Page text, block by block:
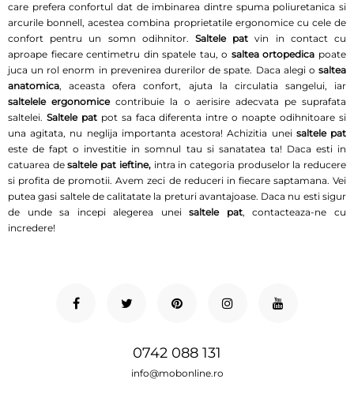
care prefera confortul dat de imbinarea dintre spuma poliuretanica si
arcurile bonnell, acestea combina proprietatile ergonomice cu cele de
confort pentru un somn odihnitor. Saltele pat vin in contact cu
aproape fiecare centimetru din spatele tau, o saltea ortopedica poate
juca un rol enorm in prevenirea durerilor de spate. Daca alegi o saltea
anatomica, aceasta ofera confort, ajuta la circulatia sangelui, iar
saltelele ergonomicecontribuie la o aerisire adecvata pe suprafata
saltelei. Saltele patpot sa faca diferenta intre o noapte odihnitoare si
una agitata, nu neglija importanta acestora! Achizitia unei saltele pat
este de fapt o investitie in somnul tau si sanatatea ta! Daca esti in
catuarea desaltele pat ieftine, intra in categoria produselor la reducere
si profita de promotii. Avem zeci de reduceri in fiecare saptamana. Vei
putea gasi saltele de calitatate la preturi avantajoase. Daca nu esti sigur
de unde sa incepi alegerea uneisaltele pat, contacteaza-ne cu
incredere!
0742 088 131
info@mobonline.ro